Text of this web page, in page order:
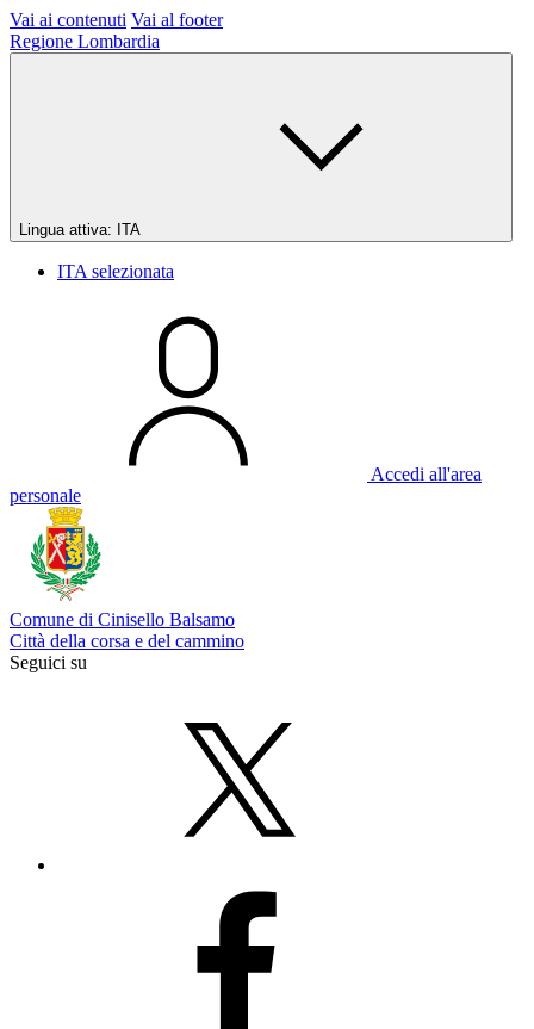
Vai ai contenuti Vai al footer
Regione Lombardia
Lingua attiva: ITA
ITA selezionata
Accedi all'area
personale
Comune di Cinisello Balsamo
Città della corsa e del cammino
Seguici su